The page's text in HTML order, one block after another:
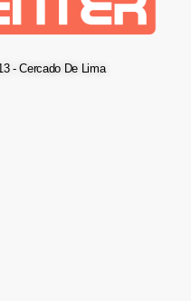
- Cercado De Lima